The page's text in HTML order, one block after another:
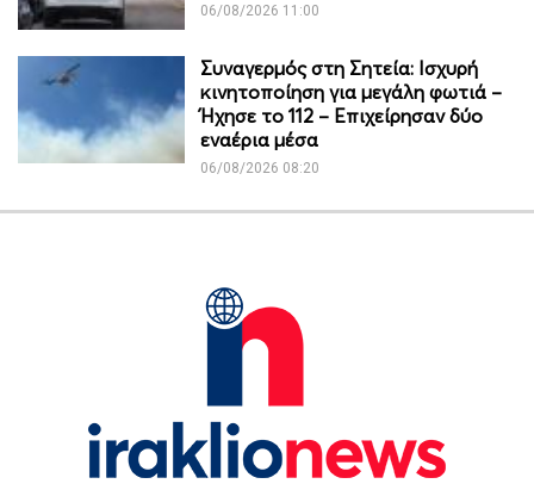
06/08/2026 11:00
Συναγερμός στη Σητεία: Ισχυρή
κινητοποίηση για μεγάλη φωτιά –
Ήχησε το 112 – Επιχείρησαν δύο
εναέρια μέσα
06/08/2026 08:20